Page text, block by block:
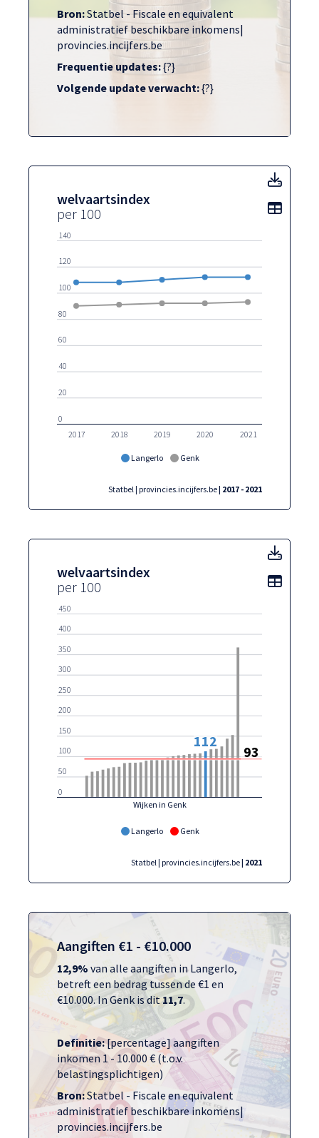
Bron:Statbel - Fiscale en equivalent
administratief beschikbare inkomens|
provincies.incijfers.be
Frequentie updates:{?}
Volgende update verwacht:{?}
welvaartsindex
per 100
Langerlo Genk
2017 2018 2019 2020 2021
0
20
40
60
80
100
120
140
Statbel | provincies.incijfers.be| 2017 - 2021
Toon
welvaartsindex
per 100
Langerlo Genk
Wijken in Genk
0
50
100
150
200
250
300
350
400
450
112
93
Statbel | provincies.incijfers.be| 2021
Toon
Aangiften €1 - €10.000
12,9% van alle aangiften in Langerlo,
betreft een bedrag tussen de €1 en
€10.000. In Genk is dit11,7.
Definitie:[percentage] aangiften
inkomen 1 - 10.000 € (t.o.v.
belastingsplichtigen)
Bron:Statbel - Fiscale en equivalent
administratief beschikbare inkomens|
provincies.incijfers.be